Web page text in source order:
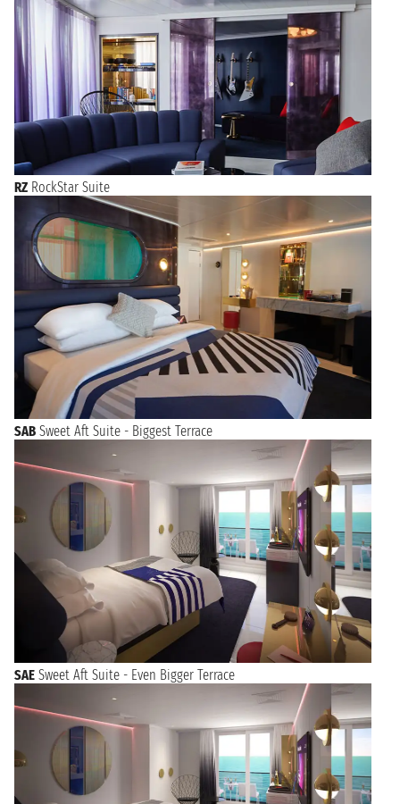
RZ RockStar Suite
SAB Sweet Aft Suite - Biggest Terrace
SAE Sweet Aft Suite - Even Bigger Terrace